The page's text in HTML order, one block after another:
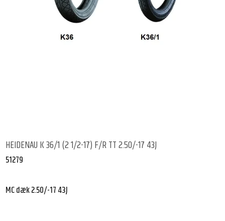
HEIDENAU K 36/1 (2 1/2-17) F/R TT 2.50/-17 43J
51279
MC dæk 2.50/-17 43J